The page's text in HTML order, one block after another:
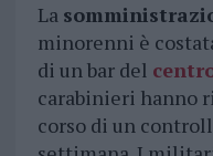
La
minorenni è
di un bar del
carabinieri hanno
corso di un